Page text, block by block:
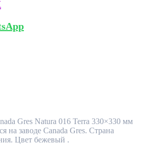
Gres Natura 016 Terra 330×330 мм
на заводе Canada Gres. Страна
Цвет бежевый .